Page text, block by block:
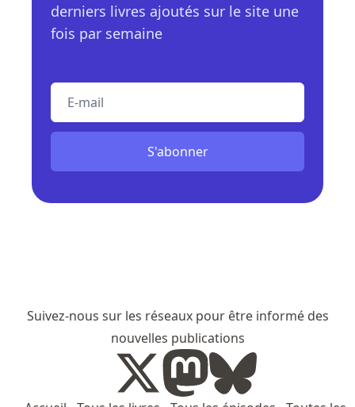
derniers livres ajoutés sur le site une
fois par semaine
S'abonner
Suivez-nous sur les réseaux pour être informé des
nouvelles publications